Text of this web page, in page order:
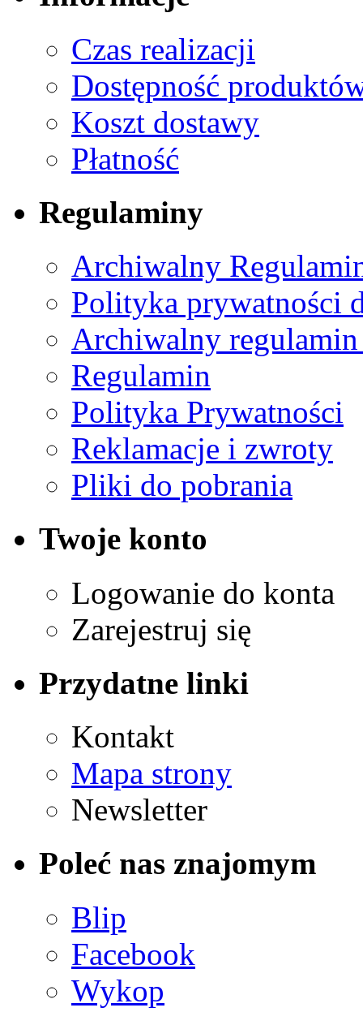
Czas realizacji
Dostępność
Koszt dostawy
Płatność
Regulaminy
Archiwalny
Polityka prywatności
Archiwalny
Regulamin
Polityka Prywatności
Reklamacje i zwroty
Pliki do pobrania
Twoje konto
Logowanie do konta
Zarejestruj się
Przydatne linki
Kontakt
Mapa strony
Newsletter
Poleć nas znajomym
Blip
Facebook
Wykop